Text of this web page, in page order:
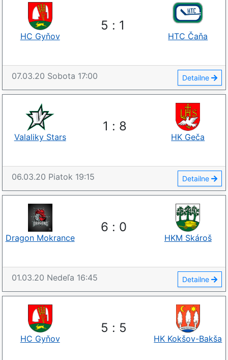
5 : 1
HC Gyňov HTC Čaňa
07.03.20 Sobota 17:00 Detailne
1 : 8
Valaliky Stars HK Geča
06.03.20 Piatok 19:15 Detailne
6 : 0
Dragon Mokrance HKM Skároš
01.03.20 Nedeľa 16:45 Detailne
5 : 5
HC Gyňov HK Kokšov-Bakša